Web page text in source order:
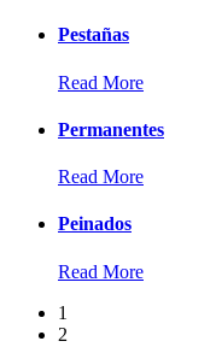
Pestañas
Read More
Permanentes
Read More
Peinados
Read More
1
2